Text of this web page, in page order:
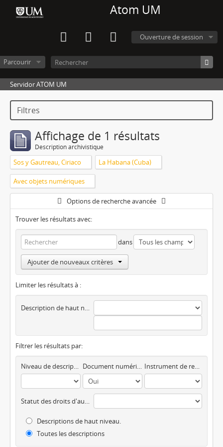
Atom UM
Ouverture de session
Parcourir
Servidor ATOM UM
Filtres
Affichage de 1 résultats
Description archivistique
Sos y Gautreau, Ciriaco La Habana (Cuba)
Avec objets numériques
Options de recherche avancée
Trouver les résultats avec:
dans
Ajouter de nouveaux critères
Limiter les résultats à :
Description de haut niveau
Filtrer les résultats par:
Niveau de description Document numérique disponible Instrument de recherche
Statut des droits d'auteur
Descriptions de haut niveau.
Toutes les descriptions